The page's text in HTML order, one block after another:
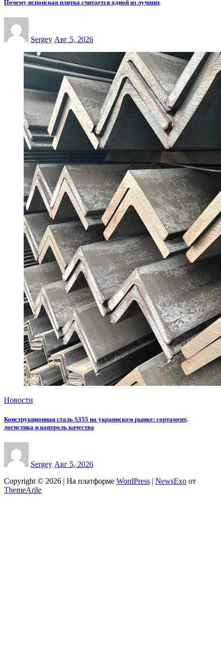
Почему испанская плитка считается одной из лучших
Sergey Авг 5, 2026
Новости
Конструкционная сталь S355 на украинском рынке: сортамент,
логистика и контроль качества
Sergey Авг 5, 2026
Copyright © 2026 | На платформе WordPress NewsExo от
ThemeArile